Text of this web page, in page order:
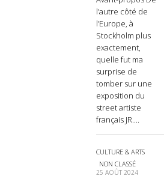
l’autre côté de
l’Europe, à
Stockholm plus
exactement,
quelle fut ma
surprise de
tomber sur une
exposition du
street artiste
français JR....
CULTURE & ARTS
NON CLASSÉ
25 AOÛT 2024